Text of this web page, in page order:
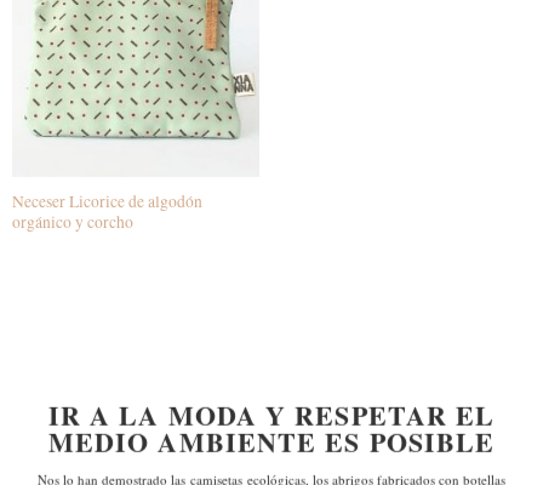
Neceser Licorice de algodón
orgánico y corcho
IR A LA MODA Y RESPETAR EL
MEDIO AMBIENTE ES POSIBLE
Nos lo han demostrado las camisetas ecológicas, los abrigos fabricados con botellas